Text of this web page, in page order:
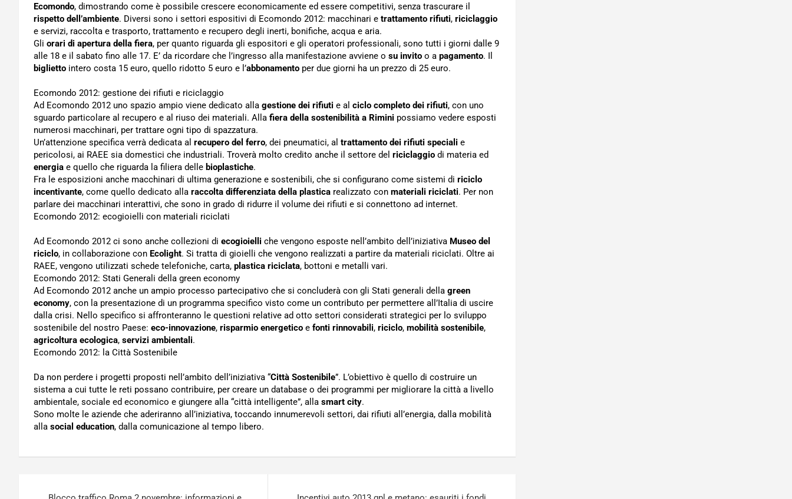
Ecomondo, dimostrando come è possibile crescere economicamente ed essere competitivi, senza trascurare il
rispetto dell’ambiente. Diversi sono i settori espositivi di Ecomondo 2012: macchinari e trattamento rifiuti, riciclaggio
e servizi, raccolta e trasporto, trattamento e recupero degli inerti, bonifiche, acqua e aria.
Gli orari di apertura della fiera, per quanto riguarda gli espositori e gli operatori professionali, sono tutti i giorni dalle 9
alle 18 e il sabato fino alle 17. E’ da ricordare che l’ingresso alla manifestazione avviene o su invito o a pagamento. Il
biglietto intero costa 15 euro, quello ridotto 5 euro e l’abbonamento per due giorni ha un prezzo di 25 euro.
Ecomondo 2012: gestione dei rifiuti e riciclaggio
Ad Ecomondo 2012 uno spazio ampio viene dedicato alla gestione dei rifiuti e al ciclo completo dei rifiuti, con uno
sguardo particolare al recupero e al riuso dei materiali. Alla fiera della sostenibilità a Rimini possiamo vedere esposti
numerosi macchinari, per trattare ogni tipo di spazzatura.
Un’attenzione specifica verrà dedicata al recupero del ferro, dei pneumatici, al trattamento dei rifiuti speciali e
pericolosi, ai RAEE sia domestici che industriali. Troverà molto credito anche il settore del riciclaggio di materia ed
energia e quello che riguarda la filiera delle bioplastiche.
Fra le esposizioni anche macchinari di ultima generazione e sostenibili, che si configurano come sistemi di riciclo
incentivante, come quello dedicato alla raccolta differenziata della plastica realizzato con materiali riciclati. Per non
parlare dei macchinari interattivi, che sono in grado di ridurre il volume dei rifiuti e si connettono ad internet.
Ecomondo 2012: ecogioielli con materiali riciclati
Ad Ecomondo 2012 ci sono anche collezioni di ecogioielli che vengono esposte nell’ambito dell’iniziativa Museo del
riciclo, in collaborazione con Ecolight. Si tratta di gioielli che vengono realizzati a partire da materiali riciclati. Oltre ai
RAEE, vengono utilizzati schede telefoniche, carta, plastica riciclata, bottoni e metalli vari.
Ecomondo 2012: Stati Generali della green economy
Ad Ecomondo 2012 anche un ampio processo partecipativo che si concluderà con gli Stati generali della green
economy, con la presentazione di un programma specifico visto come un contributo per permettere all’Italia di uscire
dalla crisi. Nello specifico si affronteranno le questioni relative ad otto settori considerati strategici per lo sviluppo
sostenibile del nostro Paese: eco-innovazione, risparmio energetico e fonti rinnovabili, riciclo, mobilità sostenibile,
agricoltura ecologica, servizi ambientali.
Ecomondo 2012: la Città Sostenibile
Da non perdere i progetti proposti nell’ambito dell’iniziativa “Città Sostenibile”. L’obiettivo è quello di costruire un
sistema a cui tutte le reti possano contribuire, per creare un database o dei programmi per migliorare la città a livello
ambientale, sociale ed economico e giungere alla “città intelligente”, alla smart city.
Sono molte le aziende che aderiranno all’iniziativa, toccando innumerevoli settori, dai rifiuti all’energia, dalla mobilità
alla social education, dalla comunicazione al tempo libero.